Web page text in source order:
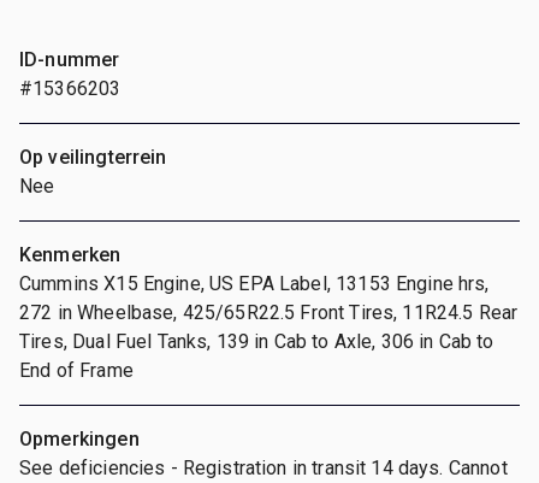
ID-nummer
#15366203
Op veilingterrein
Nee
Kenmerken
Cummins X15 Engine, US EPA Label, 13153 Engine hrs,
272 in Wheelbase, 425/65R22.5 Front Tires, 11R24.5 Rear
Tires, Dual Fuel Tanks, 139 in Cab to Axle, 306 in Cab to
End of Frame
Opmerkingen
See deficiencies - Registration in transit 14 days. Cannot